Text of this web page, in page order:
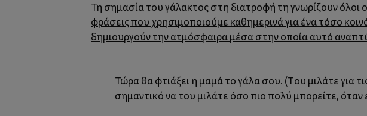
Τη σημασία του γάλακτος στη διατροφή τη γνωρίζουν
φράσεις που χρησιμοποιούμε καθημερινά για ένα τόσο
δημιουργούν την ατμόσφαιρα μέσα στην οποία αυτό
Τώρα θα φτιάξει η μαμά το γάλα σου. (Του μιλάτε για
σημαντικό να του μιλάτε όσο πιο πολύ μπορείτε, όταν